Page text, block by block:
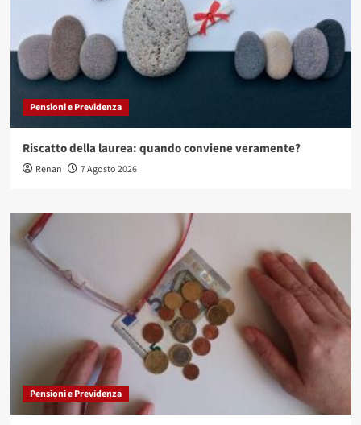
Pensioni e Previdenza
Riscatto della laurea: quando conviene veramente?
Renan 7 Agosto 2026
Pensioni e Previdenza